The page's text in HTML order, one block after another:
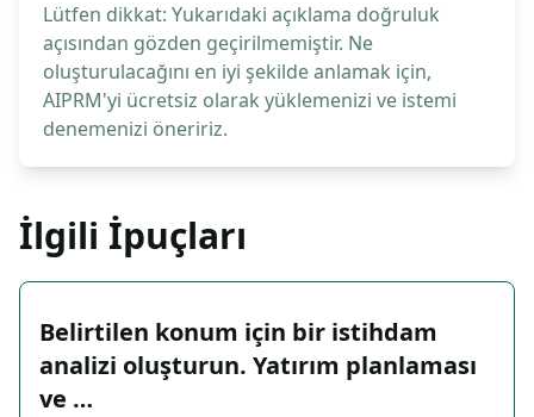
Lütfen dikkat: Yukarıdaki açıklama doğruluk
açısından gözden geçirilmemiştir. Ne
oluşturulacağını en iyi şekilde anlamak için,
AIPRM'yi ücretsiz olarak yüklemenizi ve istemi
denemenizi öneririz.
İlgili İpuçları
Belirtilen konum için bir istihdam
analizi oluşturun. Yatırım planlaması
ve …